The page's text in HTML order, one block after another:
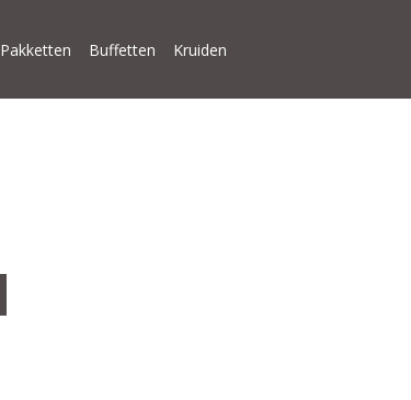
Pakketten Buffetten Kruiden